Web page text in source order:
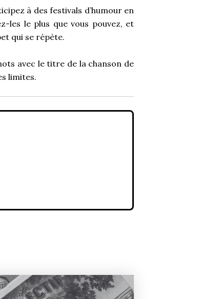
à des festivals d’humour en
les le plus que vous pouvez, et
qui se répète.
avec le titre de la chanson de
limites.